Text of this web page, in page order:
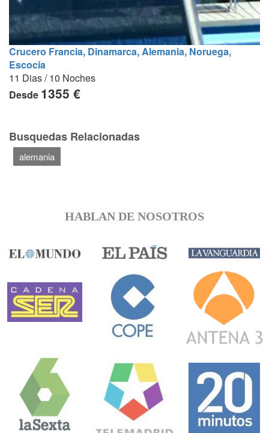
Crucero Francia, Dinamarca, Alemania, Noruega,
Escocia
11 Dias / 10 Noches
Desde 1355 €
Busquedas Relacionadas
alemania
HABLAN DE NOSOTROS